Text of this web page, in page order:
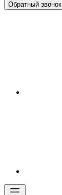
Обратный звонок